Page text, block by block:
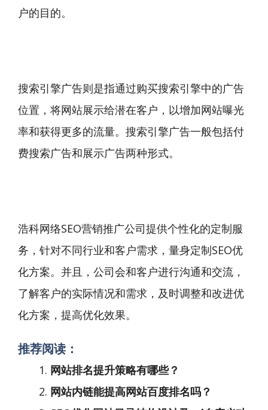
户的目的。
搜索引擎广告则是指通过购买搜索引擎中的广告
位置，将网站展示给潜在客户，以增加网站曝光
率和获得更多的流量。搜索引擎广告一般包括付
费搜索广告和展示广告两种形式。
浩科网络SEO营销推广公司提供个性化的定制服
务，针对不同行业和客户需求，量身定制SEO优
化方案。并且，公司会和客户进行沟通和交流，
了解客户的实际情况和需求，及时调整和改进优
化方案，提高优化效果。
推荐阅读：
网站排名提升策略有哪些？
网站内链能提高网站百度排名吗？